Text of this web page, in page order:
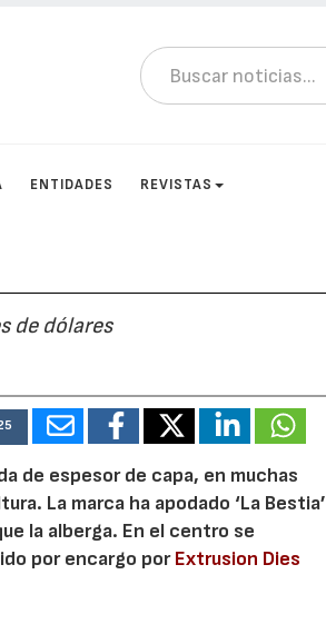
ENTIDADES REVISTAS
de dólares
de espesor de capa, en muchas
La marca ha apodado ‘La Bestia’
la alberga. En el centro se
por encargo porExtrusion Dies